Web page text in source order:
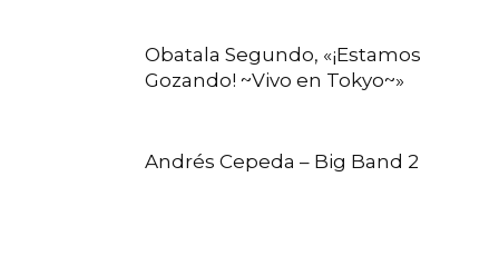
Obatala Segundo, «¡Estamos
Gozando! ~Vivo en Tokyo~»
Andrés Cepeda – Big Band 2